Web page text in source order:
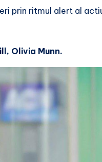
prin ritmul alert al
Olivia Munn.